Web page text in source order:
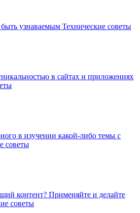
узнаваемым Технические советы
в сайтах и приложениях
в изучении какой-либо темы с
советы
контент? Применяйте и делайте
советы